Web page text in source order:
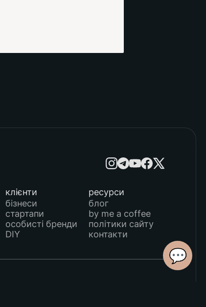
клієнти
бізнеси
стартапи
особисті бренди
DIY
ресурси
блог
by me a coffee
політики сайту
контакти
💬